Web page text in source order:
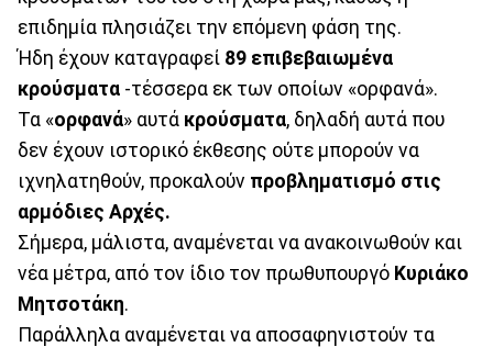
επιδημία πλησιάζει την επόμενη φάση της.
Ήδη έχουν καταγραφεί 89 επιβεβαιωμένα
κρούσματα -τέσσερα εκ των οποίων «ορφανά».
Τα «ορφανά» αυτά κρούσματα, δηλαδή αυτά που
δεν έχουν ιστορικό έκθεσης ούτε μπορούν να
ιχνηλατηθούν, προκαλούν προβληματισμό στις
αρμόδιες Αρχές.
Σήμερα, μάλιστα, αναμένεται να ανακοινωθούν και
νέα μέτρα, από τον ίδιο τον πρωθυπουργό Κυριάκο
Μητσοτάκη.
Παράλληλα αναμένεται να αποσαφηνιστούν τα